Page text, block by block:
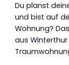
Du planst
und bist auf
Wohnung?
aus